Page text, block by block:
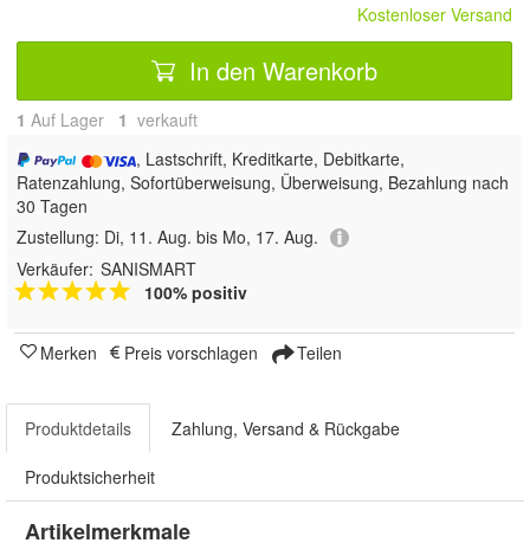
Kostenloser Versand
In den Warenkorb
1 Auf Lager 1 verkauft
, Lastschrift, Kreditkarte, Debitkarte,
Ratenzahlung, Sofortüberweisung, Überweisung, Bezahlung nach
30 Tagen
Zustellung: Di, 11. Aug. bis Mo, 17. Aug.
Verkäufer: SANISMART
100% positiv
Merken Preis vorschlagen Teilen
Produktdetails Zahlung, Versand & Rückgabe
Produktsicherheit
Artikelmerkmale